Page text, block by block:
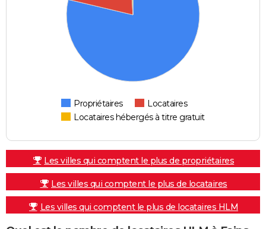
Propriétaires
Locataires
Locataires hébergés à titre gratuit
Les villes qui comptent le plus de propriétaires
Les villes qui comptent le plus de locataires
Les villes qui comptent le plus de locataires HLM